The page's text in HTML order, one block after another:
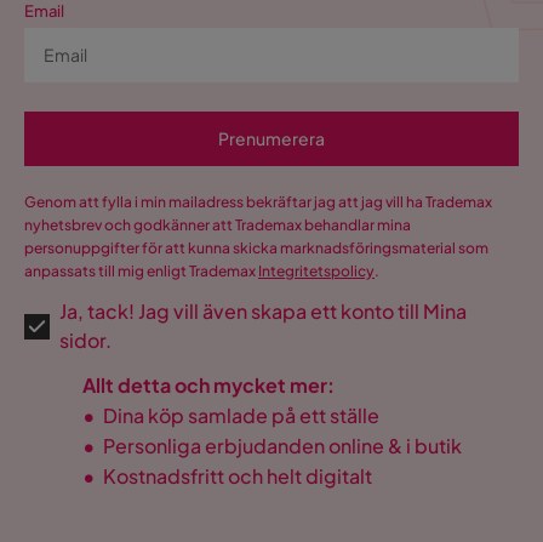
Email
Prenumerera
Genom att fylla i min mailadress bekräftar jag att jag vill ha Trademax
nyhetsbrev och godkänner att Trademax behandlar mina
personuppgifter för att kunna skicka marknadsföringsmaterial som
anpassats till mig enligt Trademax Integritetspolicy.
Ja, tack! Jag vill även skapa ett konto till Mina
sidor.
Allt detta och mycket mer:
• Dina köp samlade på ett ställe
• Personliga erbjudanden online & i butik
• Kostnadsfritt och helt digitalt